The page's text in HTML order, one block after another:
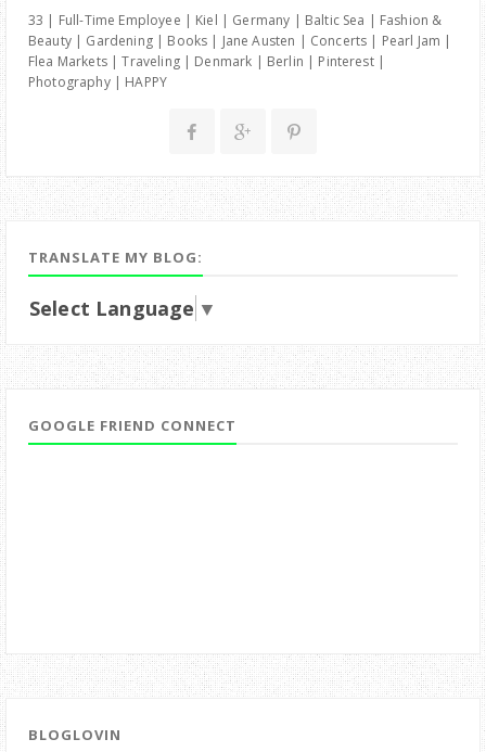
33 | Full-Time Employee | Kiel | Germany | Baltic Sea | Fashion &
Beauty | Gardening | Books | Jane Austen | Concerts | Pearl Jam |
Flea Markets | Traveling | Denmark | Berlin | Pinterest |
Photography | HAPPY
TRANSLATE MY BLOG:
Select Language ▼
GOOGLE FRIEND CONNECT
BLOGLOVIN